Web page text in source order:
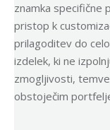
znamka specifične
pristop k
prilagoditev do
izdelek, ki ne
zmogljivosti,
obstoječim